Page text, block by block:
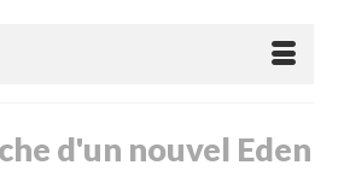
d'un nouvel Eden